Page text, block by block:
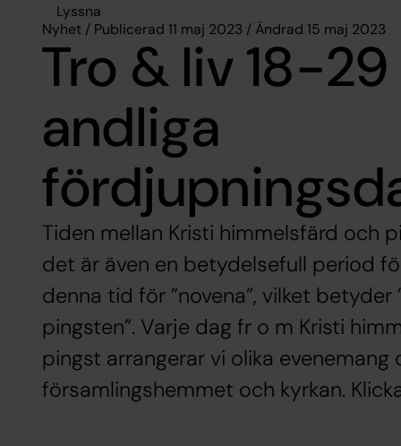
Lyssna
Nyhet / Publicerad 11 maj 2023 / Ändrad 15 maj 2023
Tro & liv 18-
andliga
Tiden mellan Kristi himmelsfärd och
det är även en betydelsefull period
denna tid för ”novena”, vilket
pingsten”. Varje dag fr o m Kristi
pingst arrangerar vi olika
församlingshemmet och kyrkan.